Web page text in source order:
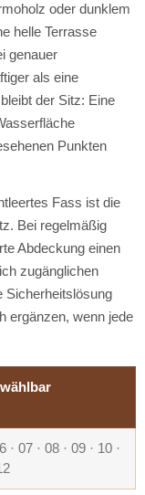
oder dunklem
helle Terrasse
genauer
als eine
der Sitz: Eine
Punkten
Fass ist die
Bei regelmäßig
Abdeckung einen
zugänglichen
Sicherheitslösung
ergänzen, wenn jede
· 07 · 08 · 09 · 10 ·